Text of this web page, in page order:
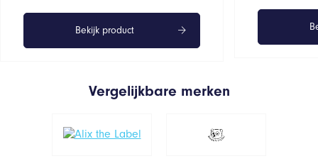
Bekijk product
Vergelijkbare merken